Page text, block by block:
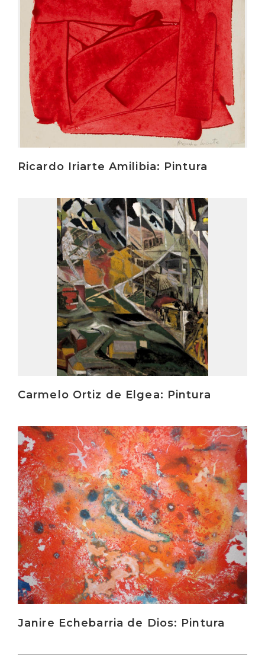
Ricardo Iriarte Amilibia: Pintura
Carmelo Ortiz de Elgea: Pintura
Janire Echebarria de Dios: Pintura
Irakurri